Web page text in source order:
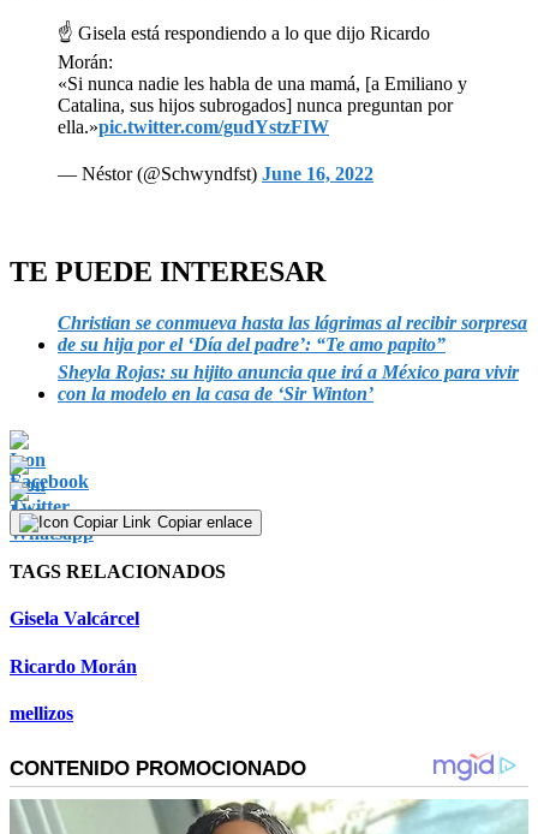
☝️ Gisela está respondiendo a lo que dijo Ricardo
Morán:
«Si nunca nadie les habla de una mamá, [a Emiliano y
Catalina, sus hijos subrogados] nunca preguntan por
ella.»pic.twitter.com/gudYstzFIW
— Néstor (@Schwyndfst) June 16, 2022
TE PUEDE INTERESAR
Christian se conmueva hasta las lágrimas al recibir sorpresa
de su hija por el ‘Día del padre’: “Te amo papito”
Sheyla Rojas: su hijito anuncia que irá a México para vivir
con la modelo en la casa de ‘Sir Winton’
Copiar enlace
TAGS RELACIONADOS
Gisela Valcárcel
Ricardo Morán
mellizos